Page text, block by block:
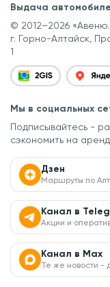
Выдача
© 2012–2026
г. Горно-Алтайск,
1
Мы в социальных
Подписывайтесь -
сэкономить на
Дзен
Маршруты по
Канал в
Акции и
Канал в Max
Те же новости -